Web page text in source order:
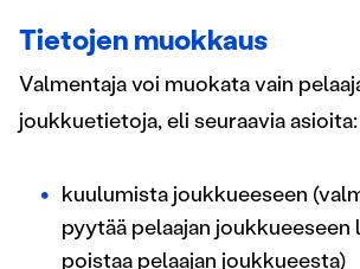
Tietojen muokkaus
Valmentaja voi muokata vain
joukkuetietoja, eli seuraavia asioita:
kuulumista joukkueeseen
pyytää pelaajan joukkueeseen
poistaa pelaajan joukkueesta)